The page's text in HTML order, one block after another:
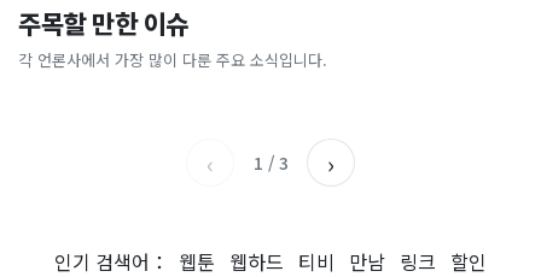
주목할 만한 이슈
각 언론사에서 가장 많이 다룬 주요 소식입니다.
홈플러스, 2000억원으로 '시
간'을 샀다
비즈워치
왜?매일경제
[날씨] 오늘 밤 또 내린다...내
륙 중심 최대 150mm
졌다...국산 53개 중소기업이
‹ 1 / 3 ›
인기 검색어： 웹툰 웹하드 티비 만남 링크 할인